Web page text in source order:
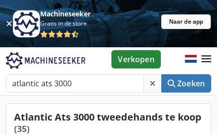
Machineseeker
Gratis in de store Naar de app
Zoeken
Verkopen
Atlantic Ats 3000 tweedehands te koop
(35)